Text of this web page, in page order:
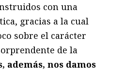
con una
gracias a la cual
sobre el carácter
de la
además, nos damos